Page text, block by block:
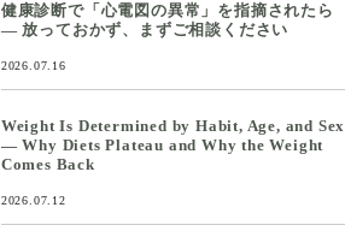
健康診断で「心電図の異常」を指摘されたら
― 放っておかず、まずご相談ください
2026.07.16
Weight Is Determined by Habit, Age, and Sex
— Why Diets Plateau and Why the Weight
Comes Back
2026.07.12